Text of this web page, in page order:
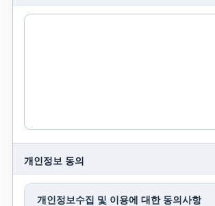
개인정보 동의
개인정보수집 및 이용에 대한 동의사항